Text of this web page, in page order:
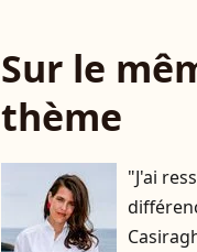
Sur le
thème
"J'ai